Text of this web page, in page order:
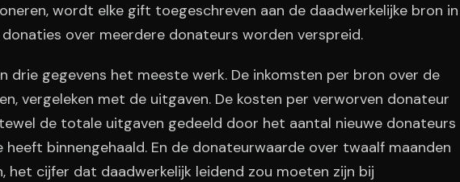
wordt elke gift toegeschreven aan de daadwerkelijke bron in
over meerdere donateurs worden verspreid.
drie gegevens het meeste werk. De inkomsten per bron over de
vergeleken met de uitgaven. De kosten per verworven donateur
de totale uitgaven gedeeld door het aantal nieuwe donateurs
binnengehaald. En de donateurwaarde over twaalf maanden
het cijfer dat daadwerkelijk leidend zou moeten zijn bij